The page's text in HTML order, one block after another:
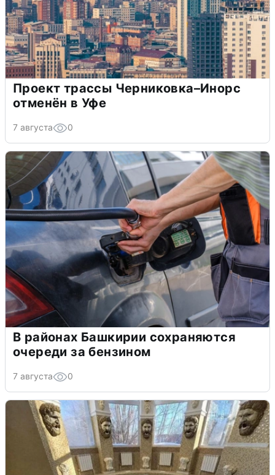
Проект трассы Черниковка–Инорс
отменён в Уфе
7 августа 0
В районах Башкирии сохраняются
очереди за бензином
7 августа 0